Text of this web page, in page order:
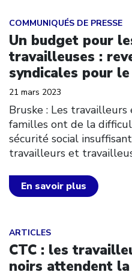
COMMUNIQUÉS DE PRESSE
Un budget pour
travailleuses :
syndicales pour
21 mars 2023
Bruske : Les
familles ont de la
sécurité social
travailleurs et
En savoir plus
Click to open the link
ARTICLES
CTC : les
noirs attendent
Click to open the link